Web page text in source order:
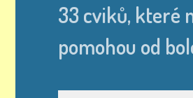
33 cviků, které
pomohou od